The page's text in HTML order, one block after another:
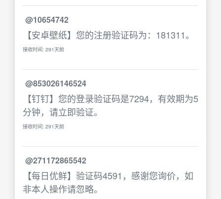
@10654742
【安卓壁纸】您的注册验证码为：181311。
接收时间: 291天前
@853026146524
【钉钉】您的登录验证码是7294，有效期为5
分钟，请立即验证。
接收时间: 291天前
@271172865542
【每日优鲜】验证码4591，感谢您询价，如
非本人操作请忽略。